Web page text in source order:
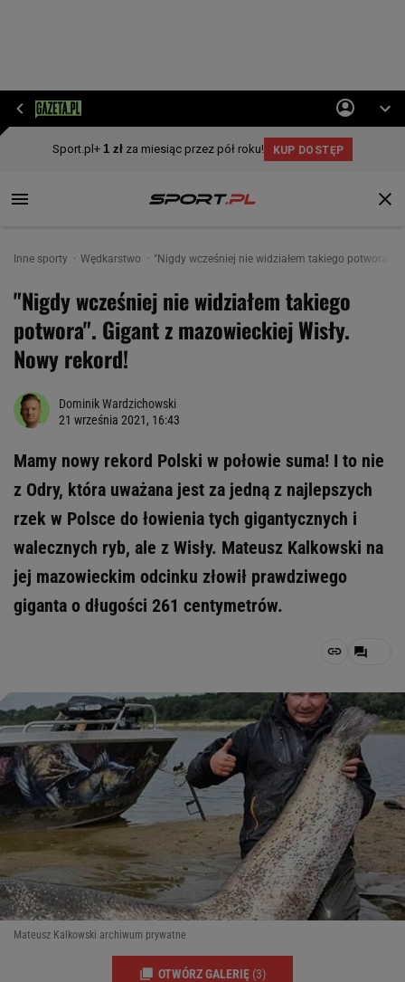
Inne sporty Wędkarstwo "Nigdy wcześniej nie widziałem takiego potwora".
"Nigdy wcześniej nie widziałem takiego
potwora". Gigant z mazowieckiej Wisły.
Nowy rekord!
Dominik Wardzichowski
21 września 2021, 16:43
Mamy nowy rekord Polski w połowie suma! I to nie
z Odry, która uważana jest za jedną z najlepszych
rzek w Polsce do łowienia tych gigantycznych i
walecznych ryb, ale z Wisły. Mateusz Kalkowski na
jej mazowieckim odcinku złowił prawdziwego
giganta o długości 261 centymetrów.
Mateusz Kalkowski archiwum prywatne
OTWÓRZ GALERIĘ (3)